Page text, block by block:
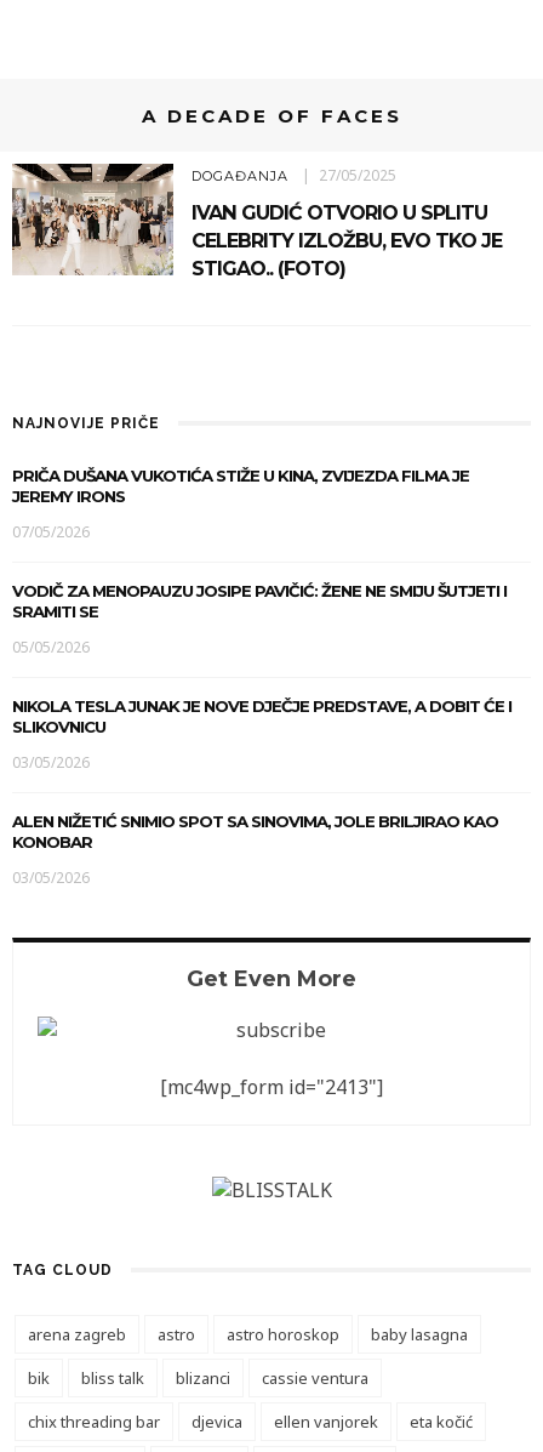
A DECADE OF FACES
DOGAĐANJA 27/05/2025
IVAN GUDIĆ OTVORIO U SPLITU
CELEBRITY IZLOŽBU, EVO TKO JE
STIGAO.. (FOTO)
NAJNOVIJE PRIČE
PRIČA DUŠANA VUKOTIĆA STIŽE U KINA, ZVIJEZDA FILMA JE
JEREMY IRONS
07/05/2026
VODIČ ZA MENOPAUZU JOSIPE PAVIČIĆ: ŽENE NE SMIJU ŠUTJETI I
SRAMITI SE
05/05/2026
NIKOLA TESLA JUNAK JE NOVE DJEČJE PREDSTAVE, A DOBIT ĆE I
SLIKOVNICU
03/05/2026
ALEN NIŽETIĆ SNIMIO SPOT SA SINOVIMA, JOLE BRILJIRAO KAO
KONOBAR
03/05/2026
Get Even More
[mc4wp_form id="2413"]
TAG CLOUD
arena zagreb astro astro horoskop
baby lasagna
bik
bliss talk blizanci
cassie ventura
chix threading bar
djevica ellen vanjorek
eta kočić